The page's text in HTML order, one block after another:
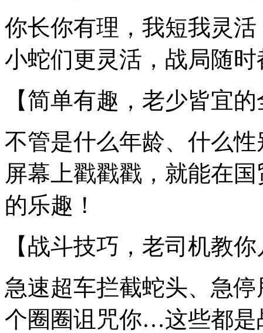
你长你有理，我短我灵
小蛇们更灵活，战局随
【简单有趣，老少皆宜
不管是什么年龄、什么
屏幕上戳戳戳，就能在
的乐趣！
【战斗技巧，老司机教
急速超车拦截蛇头、急
个圈圈诅咒你…这些都是